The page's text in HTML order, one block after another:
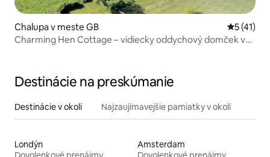
Chalupa v meste GB
5 (41)
Charming Hen Cottage – vidiecky oddychový domček v
Destinácie na preskúmanie
Destinácie v okolí Najzaujímavejšie pamiatky v okolí
Londýn
Amsterdam